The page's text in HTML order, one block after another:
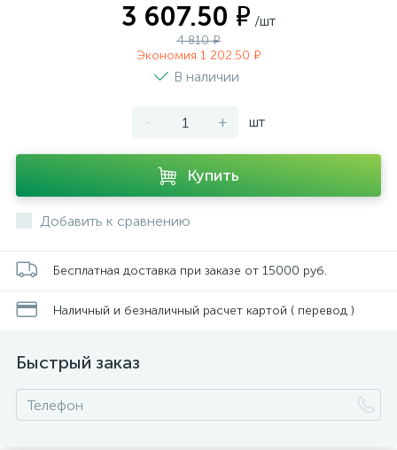
3 607.50 ₽ /шт
4 810 ₽
Экономия 1 202.50 ₽
В наличии
- + шт
Купить
Добавить к сравнению
Бесплатная доставка при заказе от 15000 руб.
Наличный и безналичный расчет картой ( перевод )
Быстрый заказ